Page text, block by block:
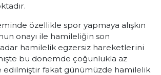
özellikle spor yapmaya alışkın
onayı ile hamileliğin son
hamilelik egzersiz hareketlerini
bu dönemde çoğunlukla az
edilmiştir fakat günümüzde hamilelik